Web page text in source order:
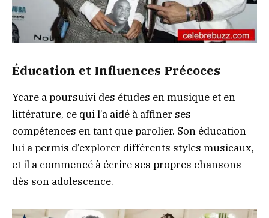
Éducation et Influences Précoces
Ycare a poursuivi des études en musique et en
littérature, ce qui l’a aidé à affiner ses
compétences en tant que parolier. Son éducation
lui a permis d’explorer différents styles musicaux,
et il a commencé à écrire ses propres chansons
dès son adolescence.